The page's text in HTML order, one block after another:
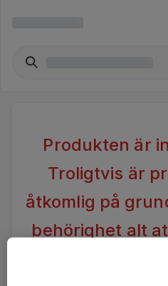
Produkten är
Troligtvis är
åtkomlig på
behörighet alt